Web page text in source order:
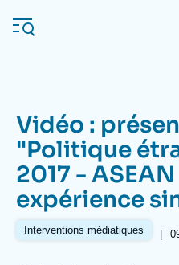
au
contenu
Navigation
principale
L'Ifri
Analyses
Vidéo :
"Politique
2017 -
expérience
Interventions médiatiques |